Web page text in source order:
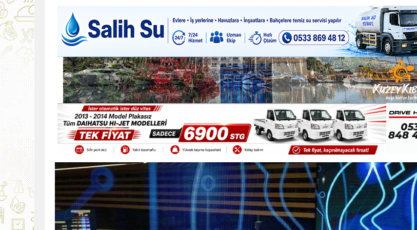
9:30 SON DAKİKA
13:42 BEROVA: HAYAT PAHALILIĞI ÖNGÖRÜMÜZ YÜZDE 7.5 İLE 8.5 ARASINDA
20:30 Cumhurbaşkanı Erhürman sergi açılışında fenalaşarak hastaneye kaldırıldı